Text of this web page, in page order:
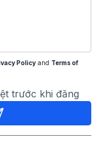
Policy and Terms of
trước khi đăng